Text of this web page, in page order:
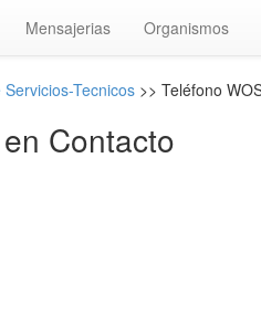
Mensajerias Organismos
Tecnicos>> Teléfono
Contacto